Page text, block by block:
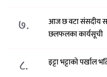
७.
आज छ वटा संसदीय
छलफलका कार्यसूची
८. इट्टा भट्टाको पर्खाल